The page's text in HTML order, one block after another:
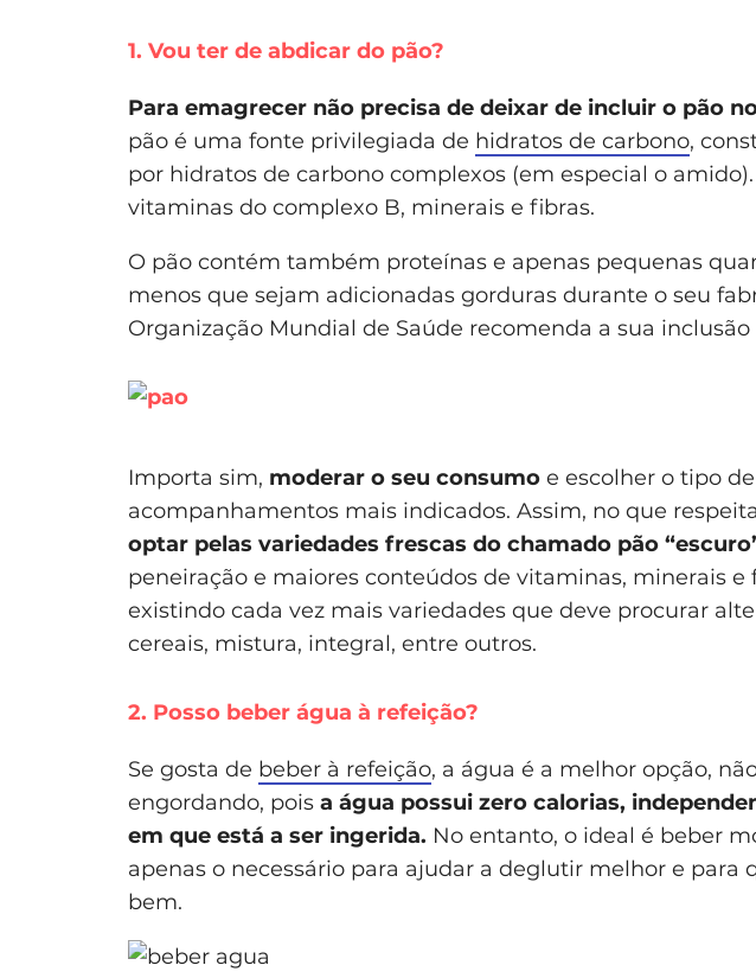
1. Vou ter de abdicar do pão?
Para emagrecer não precisa de deixar de incluir o pão
pão é uma fonte privilegiada de hidratos de carbono,
por hidratos de carbono complexos (em especial o
vitaminas do complexo B, minerais e fibras.
O pão contém também proteínas e apenas pequenas
menos que sejam adicionadas gorduras durante o seu
Organização Mundial de Saúde recomenda a sua
Importa sim, moderar o seu consumo e escolher o tipo
acompanhamentos mais indicados. Assim, no que
optar pelas variedades frescas do chamado pão
peneiração e maiores conteúdos de vitaminas, minerais e
existindo cada vez mais variedades que deve procurar
cereais, mistura, integral, entre outros.
2. Posso beber água à refeição?
Se gosta de beber à refeição, a água é a melhor opção,
engordando, pois a água possui zero calorias,
em que está a ser ingerida. No entanto, o ideal é beber
apenas o necessário para ajudar a deglutir melhor e para
bem.